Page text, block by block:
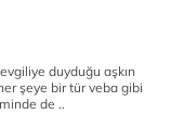
duyduğu aşkın
şeye bir tür veba gibi
de ..